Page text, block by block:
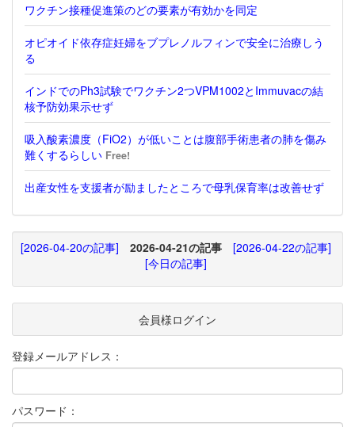
ワクチン接種促進策のどの要素が有効かを同定
オピオイド依存症妊婦をブプレノルフィンで安全に治療しう
る
インドでのPh3試験でワクチン2つVPM1002とImmuvacの結
核予防効果示せず
吸入酸素濃度（FiO2）が低いことは腹部手術患者の肺を傷み
難くするらしい Free!
出産女性を支援者が励ましたところで母乳保育率は改善せず
[2026-04-20の記事] 2026-04-21の記事
[2026-04-22の記事]
[今日の記事]
会員様ログイン
登録メールアドレス：
パスワード：